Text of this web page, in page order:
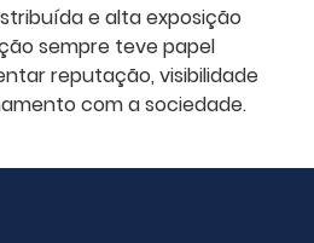
e alta exposição
sempre teve papel
reputação, visibilidade
com a sociedade.